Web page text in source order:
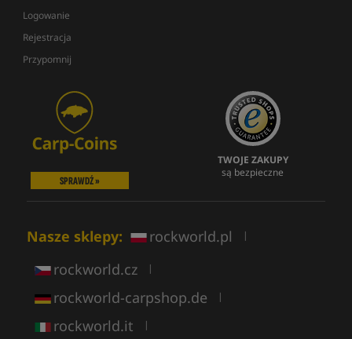
Logowanie
Rejestracja
Przypomnij
SPRAWDŹ »
TWOJE ZAKUPY
są bezpieczne
Nasze sklepy: rockworld.pl |
rockworld.cz |
rockworld-carpshop.de |
rockworld.it |